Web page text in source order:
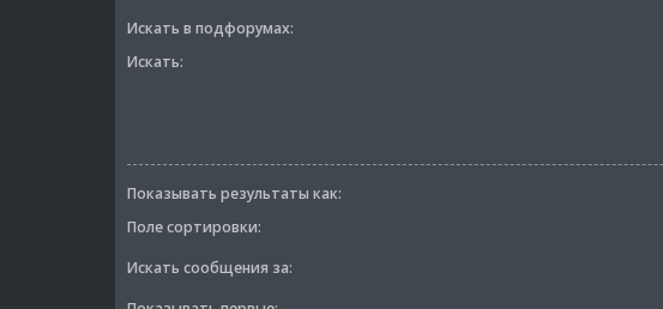
Искать в подфорумах:
Искать:
Показывать результаты как:
Поле сортировки:
Искать сообщения за: